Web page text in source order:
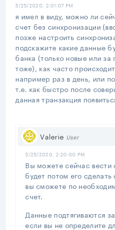
5/25/2020, 2:01:07 PM
я имел в виду, можно ли
счет без синхронизации
позже настроить
подскажите какие данные
банка (только новые или
тоже), как часто
например раз в день, или
т.е. как быстро после
данная транзакция
Valerie User
5/25/2020, 2:20:00 PM
Вы можете сейчас вести
будет потом его
вы сможете по
счет.
Данные подтягиваются
если вы не определите